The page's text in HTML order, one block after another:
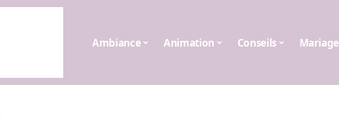
Ambiance Animation Conseils Mariage